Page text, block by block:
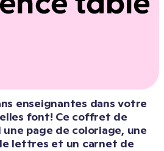
enseignantes dans votre
font! Ce coffret de
page de coloriage, une
lettres et un carnet de